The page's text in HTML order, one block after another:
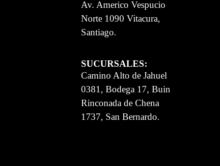
Av. Americo Vespucio
Norte 1090 Vitacura,
Santiago.
SUCURSALES:
Camino Alto de Jahuel
0381, Bodega 17, Buin
Rinconada de Chena
1737, San Bernardo.